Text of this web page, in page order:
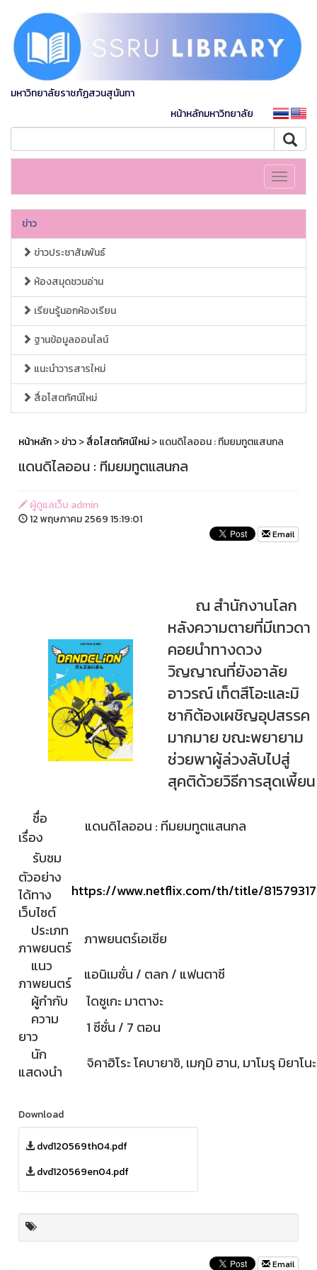
มหาวิทยาลัยราชภัฏสวนสุนันทา
หน้าหลักมหาวิทยาลัย
Toggle
ข่าว
ข่าวประชาสัมพันธ์
ห้องสมุดชวนอ่าน
เรียนรู้นอกห้องเรียน
ฐานข้อมูลออนไลน์
แนะนำวารสารใหม่
สื่อโสตทัศน์ใหม่
หน้าหลัก>ข่าว>สื่อโสตทัศน์ใหม่> แดนดิไลออน : ทีมยมทูตแสนกล
แดนดิไลออน : ทีมยมทูตแสนกล
ผู้ดูแลเว็บ admin
12 พฤษภาคม 2569 15:19:01
Email
ณ สำนักงานโลก
หลังความตายที่มีเทวดา
คอยนำทางดวง
วิญญาณที่ยังอาลัย
อาวรณ์ เท็ตสึโอะและมิ
ซากิต้องเผชิญอุปสรรค
มากมาย ขณะพยายาม
ช่วยพาผู้ล่วงลับไปสู่
สุคติด้วยวิธีการสุดเพี้ยน
ชื่อ
เรื่อง
แดนดิไลออน : ทีมยมทูตแสนกล
รับชม
ตัวอย่าง
ได้ทาง
เว็บไซต์
https://www.netflix.com/th/title/81579317
ประเภท
ภาพยนตร์
ภาพยนตร์เอเชีย
แนว
ภาพยนตร์
แอนิเมชั่น / ตลก / แฟนตาซี
ผู้กำกับ
ไดซูเกะ มาตางะ
ความ
ยาว
1 ซีซั่น / 7 ตอน
นัก
แสดงนำ
จิคาฮิโระ โคบายาชิ, เมกุมิ ฮาน, มาโมรุ มิยาโนะ
Download
dvd120569th04.pdf
dvd120569en04.pdf
Email